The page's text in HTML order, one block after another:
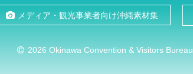
メディア・観光事業者向け沖縄素材集
2026 Okinawa Convention & Visitors Bureau.